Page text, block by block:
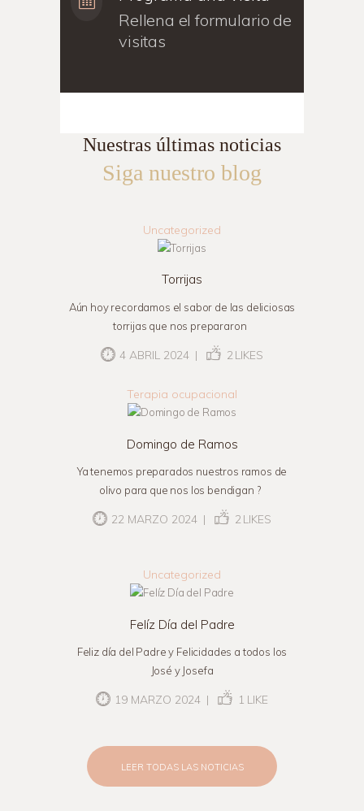
Rellena el formulario de
visitas
Nuestras últimas noticias
Siga nuestro blog
Uncategorized
Torrijas
Aún hoy recordamos el sabor de las deliciosas
torrijas que nos prepararon
4 ABRIL 2024 2LIKES
Terapia ocupacional
Domingo de Ramos
Ya tenemos preparados nuestros ramos de
olivo para que nos los bendigan ?
22 MARZO 2024 2LIKES
Uncategorized
Felíz Día del Padre
Feliz día del Padre y Felicidades a todos los
José y Josefa
19 MARZO 2024 1 LIKE
LEER TODAS LAS NOTICIAS